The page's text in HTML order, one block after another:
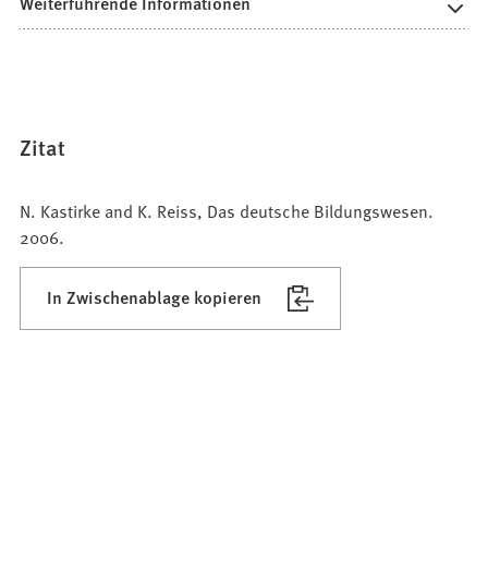
Zitat
N. Kastirke and K. Reiss, Das deutsche Bildungswesen.
2006.
In Zwischenablage kopieren